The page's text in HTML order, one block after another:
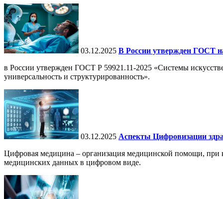
03.12.2025 В России утвержден ГОСТ
в России утвержден ГОСТ Р 59921.11-2025 «Системы
универсальность и структурированность».
03.12.2025 Аспекты Цифровизации
Цифровая медицина – организация медицинской помощи, при
медицинских данных в цифровом виде.